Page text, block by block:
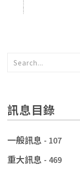
訊息目錄
一般訊息 - 107
重大訊息 - 469